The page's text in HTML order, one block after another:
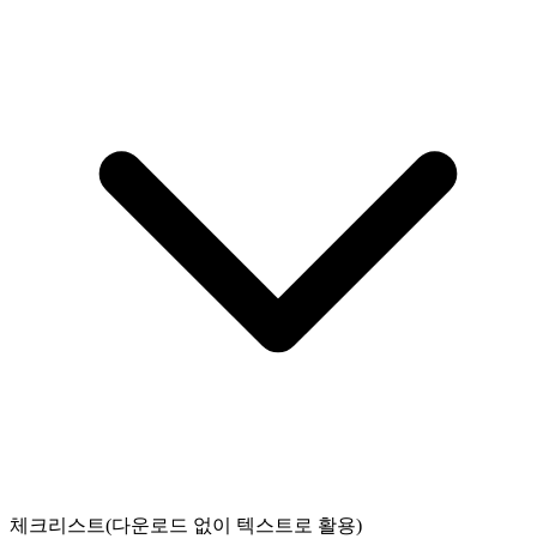
체크리스트(다운로드 없이 텍스트로 활용)